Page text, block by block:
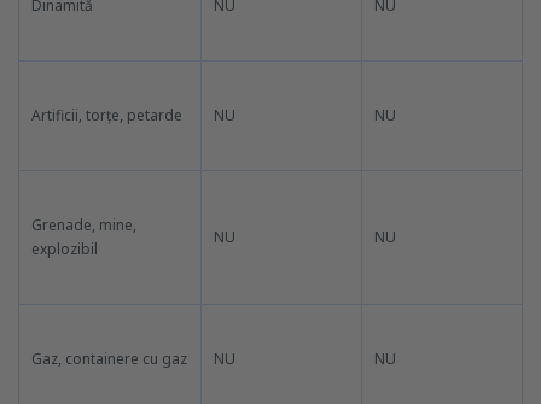
Dinamită NU NU
Artificii, torțe, petarde NU NU
Grenade, mine,
explozibil
NU NU
Gaz, containere cu gaz NU NU